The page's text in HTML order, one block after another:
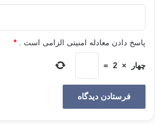
پاسخ دادن معادله امنیتی الزامی است . *
چهار ×
2
=